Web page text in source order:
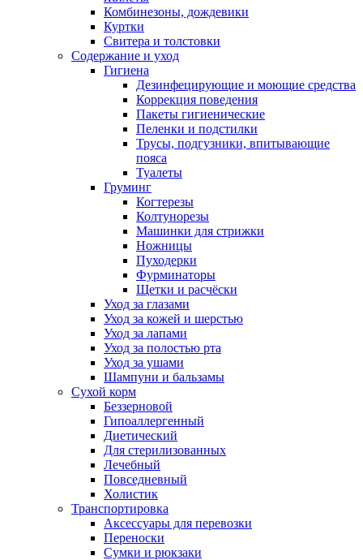
Комбинезоны, дождевики
Куртки
Свитера и толстовки
Содержание и уход
Гигиена
Дезинфецирующие и моющие средства
Коррекция поведения
Пакеты гигиенические
Пеленки и подстилки
Трусы, подгузники, впитывающие
пояса
Туалеты
Груминг
Когтерезы
Колтунорезы
Машинки для стрижки
Ножницы
Пуходерки
Фурминаторы
Щетки и расчёски
Уход за глазами
Уход за кожей и шерстью
Уход за лапами
Уход за полостью рта
Уход за ушами
Шампуни и бальзамы
Сухой корм
Беззерновой
Гипоаллергенный
Диетический
Для стерилизованных
Лечебный
Повседневный
Холистик
Транспортировка
Аксессуары для перевозки
Переноски
Сумки и рюкзаки